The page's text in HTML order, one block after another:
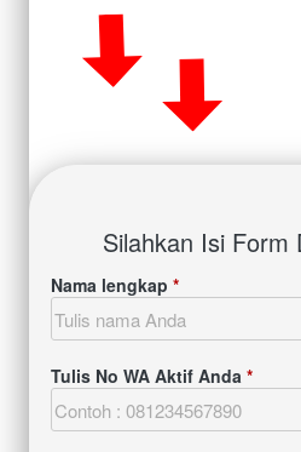
Silahkan Isi Form
Nama lengkap *
Tulis No WA Aktif Anda *